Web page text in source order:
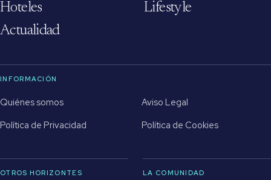
Hoteles
Lifestyle
Actualidad
INFORMACIÓN
Quiénes somos
Aviso Legal
Política de Privacidad
Política de Cookies
OTROS HORIZONTES LA COMUNIDAD